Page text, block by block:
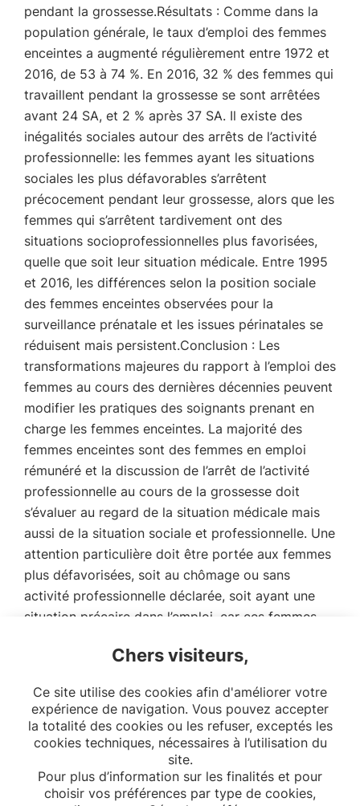
pendant la grossesse.Résultats : Comme dans la
population générale, le taux d’emploi des femmes
enceintes a augmenté régulièrement entre 1972 et
2016, de 53 à 74 %. En 2016, 32 % des femmes qui
travaillent pendant la grossesse se sont arrêtées
avant 24 SA, et 2 % après 37 SA. Il existe des
inégalités sociales autour des arrêts de l’activité
professionnelle: les femmes ayant les situations
sociales les plus défavorables s’arrêtent
précocement pendant leur grossesse, alors que les
femmes qui s’arrêtent tardivement ont des
situations socioprofessionnelles plus favorisées,
quelle que soit leur situation médicale. Entre 1995
et 2016, les différences selon la position sociale
des femmes enceintes observées pour la
surveillance prénatale et les issues périnatales se
réduisent mais persistent.Conclusion : Les
transformations majeures du rapport à l’emploi des
femmes au cours des dernières décennies peuvent
modifier les pratiques des soignants prenant en
charge les femmes enceintes. La majorité des
femmes enceintes sont des femmes en emploi
rémunéré et la discussion de l’arrêt de l’activité
professionnelle au cours de la grossesse doit
s’évaluer au regard de la situation médicale mais
aussi de la situation sociale et professionnelle. Une
attention particulière doit être portée aux femmes
plus défavorisées, soit au chômage ou sans
activité professionnelle déclarée, soit ayant une
situation précaire dans l’emploi, car ces femmes
issues périnatales plus défavorables que les
plus favorisée.
Chers visiteurs,
Ce site utilise des cookies afin d'améliorer votre
expérience de navigation. Vous pouvez accepter
la totalité des cookies ou les refuser, exceptés les
cookies techniques, nécessaires à l’utilisation du
site.
Pour plus d’information sur les finalités et pour
choisir vos préférences par type de cookies,